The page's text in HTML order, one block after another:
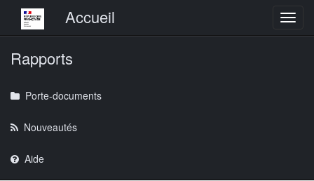
Menu principalAccueil
Rapports
Porte-documents
Nouveautés
Aide